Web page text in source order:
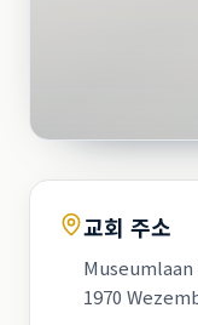
교회 주소
Museumlaan
1970